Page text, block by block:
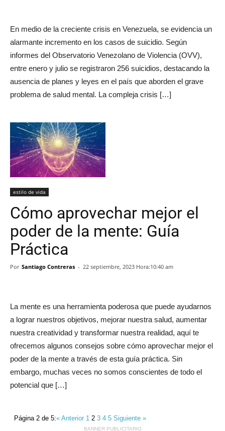
En medio de la creciente crisis en Venezuela, se evidencia un
alarmante incremento en los casos de suicidio. Según
informes del Observatorio Venezolano de Violencia (OVV),
entre enero y julio se registraron 256 suicidios, destacando la
ausencia de planes y leyes en el país que aborden el grave
problema de salud mental. La compleja crisis […]
estilo de vida
Cómo aprovechar mejor el
poder de la mente: Guía
Práctica
Por Santiago Contreras - 22 septiembre, 2023 Hora:10:40 am
La mente es una herramienta poderosa que puede ayudarnos
a lograr nuestros objetivos, mejorar nuestra salud, aumentar
nuestra creatividad y transformar nuestra realidad, aquí te
ofrecemos algunos consejos sobre cómo aprovechar mejor el
poder de la mente a través de esta guía práctica. Sin
embargo, muchas veces no somos conscientes de todo el
potencial que […]
Página 2 de 5:« Anterior 12 345Siguiente »
BANNER PUBLICITARIO